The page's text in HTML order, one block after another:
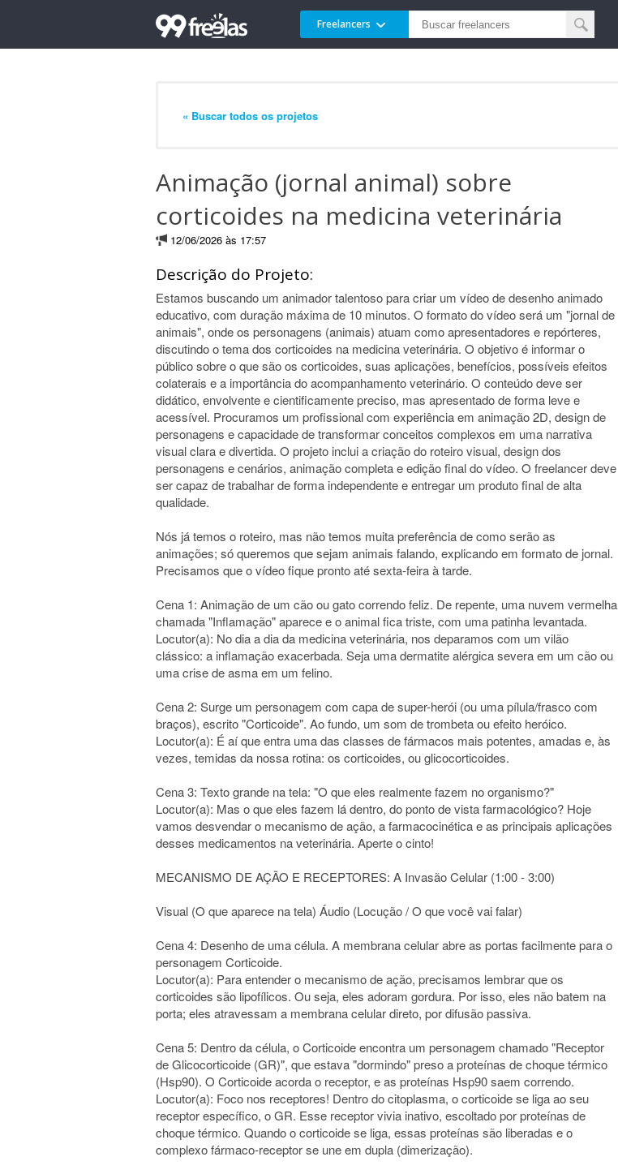
Freelancers
« Buscar todos os projetos
Animação (jornal animal) sobre
corticoides na medicina veterinária
12/06/2026 às 17:57
Descrição do Projeto:
Estamos buscando um animador talentoso para criar um vídeo de desenho animado
educativo, com duração máxima de 10 minutos. O formato do vídeo será um "jornal de
animais", onde os personagens (animais) atuam como apresentadores e repórteres,
discutindo o tema dos corticoides na medicina veterinária. O objetivo é informar o
público sobre o que são os corticoides, suas aplicações, benefícios, possíveis efeitos
colaterais e a importância do acompanhamento veterinário. O conteúdo deve ser
didático, envolvente e cientificamente preciso, mas apresentado de forma leve e
acessível. Procuramos um profissional com experiência em animação 2D, design de
personagens e capacidade de transformar conceitos complexos em uma narrativa
visual clara e divertida. O projeto inclui a criação do roteiro visual, design dos
personagens e cenários, animação completa e edição final do vídeo. O freelancer deve
ser capaz de trabalhar de forma independente e entregar um produto final de alta
qualidade.
Nós já temos o roteiro, mas não temos muita preferência de como serão as
animações; só queremos que sejam animais falando, explicando em formato de jornal.
Precisamos que o vídeo fique pronto até sexta-feira à tarde.
Cena 1: Animação de um cão ou gato correndo feliz. De repente, uma nuvem vermelha
chamada "Inflamação" aparece e o animal fica triste, com uma patinha levantada.
Locutor(a): No dia a dia da medicina veterinária, nos deparamos com um vilão
clássico: a inflamação exacerbada. Seja uma dermatite alérgica severa em um cão ou
uma crise de asma em um felino.
Cena 2: Surge um personagem com capa de super-herói (ou uma pílula/frasco com
braços), escrito "Corticoide". Ao fundo, um som de trombeta ou efeito heróico.
Locutor(a): É aí que entra uma das classes de fármacos mais potentes, amadas e, às
vezes, temidas da nossa rotina: os corticoides, ou glicocorticoides.
Cena 3: Texto grande na tela: "O que eles realmente fazem no organismo?"
Locutor(a): Mas o que eles fazem lá dentro, do ponto de vista farmacológico? Hoje
vamos desvendar o mecanismo de ação, a farmacocinética e as principais aplicações
desses medicamentos na veterinária. Aperte o cinto!
MECANISMO DE AÇÃO E RECEPTORES: A Invasão Celular (1:00 - 3:00)
Visual (O que aparece na tela) Áudio (Locução / O que você vai falar)
Cena 4: Desenho de uma célula. A membrana celular abre as portas facilmente para o
personagem Corticoide.
Locutor(a): Para entender o mecanismo de ação, precisamos lembrar que os
corticoides são lipofílicos. Ou seja, eles adoram gordura. Por isso, eles não batem na
porta; eles atravessam a membrana celular direto, por difusão passiva.
Cena 5: Dentro da célula, o Corticoide encontra um personagem chamado "Receptor
de Glicocorticoide (GR)", que estava "dormindo" preso a proteínas de choque térmico
(Hsp90). O Corticoide acorda o receptor, e as proteínas Hsp90 saem correndo.
Locutor(a): Foco nos receptores! Dentro do citoplasma, o corticoide se liga ao seu
receptor específico, o GR. Esse receptor vivia inativo, escoltado por proteínas de
choque térmico. Quando o corticoide se liga, essas proteínas são liberadas e o
complexo fármaco-receptor se une em dupla (dimerização).